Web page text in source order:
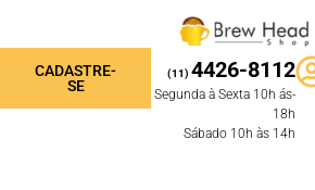
CADASTRE-
SE
(11) 4426-8112
Segunda à Sexta 10h ás-
18h
Sábado 10h às 14h